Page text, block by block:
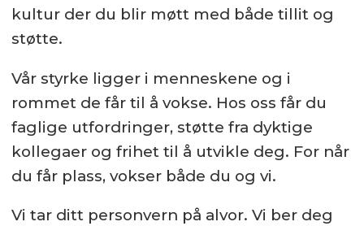
kultur der du blir møtt med både tillit og
støtte.
Vår styrke ligger i menneskene og i
rommet de får til å vokse. Hos oss får du
faglige utfordringer, støtte fra dyktige
kollegaer og frihet til å utvikle deg. For når
du får plass, vokser både du og vi.
Vi tar ditt personvern på alvor. Vi ber deg